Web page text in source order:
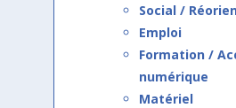
Social /
Emploi
Formation /
numérique
Matériel